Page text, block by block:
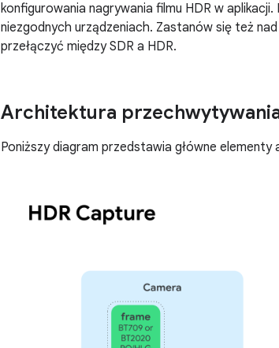
konfigurowania nagrywania filmu HDR w
niezgodnych urządzeniach. Zastanów się też
przełączyć między SDR a HDR.
Architektura
Poniższy diagram przedstawia główne